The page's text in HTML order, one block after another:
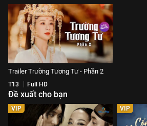
Trailer Trường Tương Tư - Phần 2
T13 Full HD
Đề xuất cho bạn
VIP VIP